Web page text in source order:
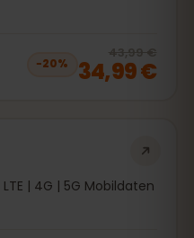
−20%
43,99 €
34,99 €
| 4G | 5G Mobildaten